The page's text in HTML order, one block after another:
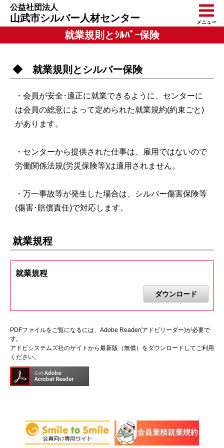
公益社団法人
山武市シルバー人材センター メニュー
就業規則とｼﾙﾊﾞｰ保険
◆ 就業規則とシルバー保険
・会員が安全･適正に就業できるように、センターに
は会員の総意によって定められた就業規約(約束ごと)
があります。
・センターから提供された仕事は、雇用ではないので
労働関係法規(労災保険等)は適用されません。
・万一事故等が発生した場合は、シルバー傷害保険等
(傷害･賠償責任)で対応します。
就業規程
就業規程
ダウンロード
PDFファイルをご覧になるには、Adobe Reader(アドビリーダー)が必要で
す。
アドビシステムズ社のサイトから最新版（無償）をダウンロードしてご利用
ください。